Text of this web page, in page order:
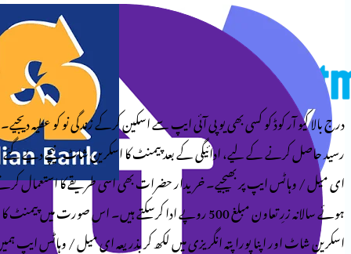
کو کسی بھی یو پی آئی ایپ سے اسکین کرکے زندگی نو کو عطیہ دیجیے۔
لیے، ادائیگی کے بعد پیمنٹ کا اسکرین شاٹ نیچے دیے گئے
پر بھیجیے۔ خریدار حضرات بھی اسی طریقے کا استعمال کرتے
ہوئے سالانہ زرِ تعاون مبلغ 500 روپے ادا کرسکتے ہیں۔ اس صورت میں پیمنٹ کا
پورا پتہ انگریزی میں لکھ کر بذریعہ ای میل / وہاٹس ایپ ہمیں